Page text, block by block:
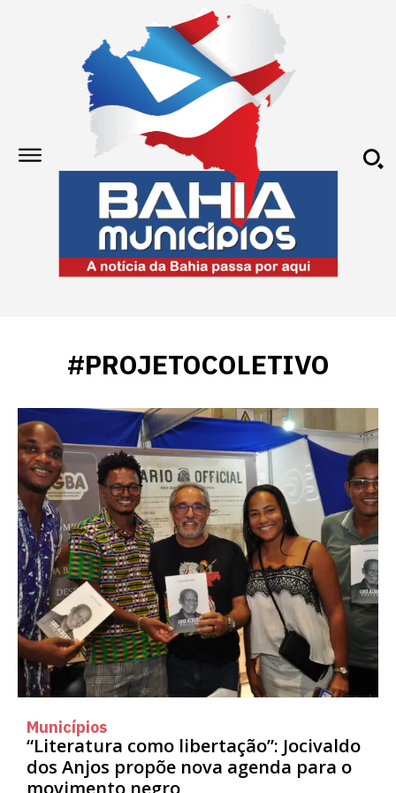
#PROJETOCOLETIVO
Municípios
“Literatura como libertação”: Jocivaldo
dos Anjos propõe nova agenda para o
movimento negro